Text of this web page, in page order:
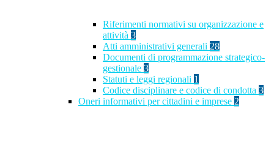
Riferimenti normativi su organizzazione e
attività 3
Atti amministrativi generali 28
Documenti di programmazione strategico-
gestionale 3
Statuti e leggi regionali 1
Codice disciplinare e codice di condotta 3
Oneri informativi per cittadini e imprese 2